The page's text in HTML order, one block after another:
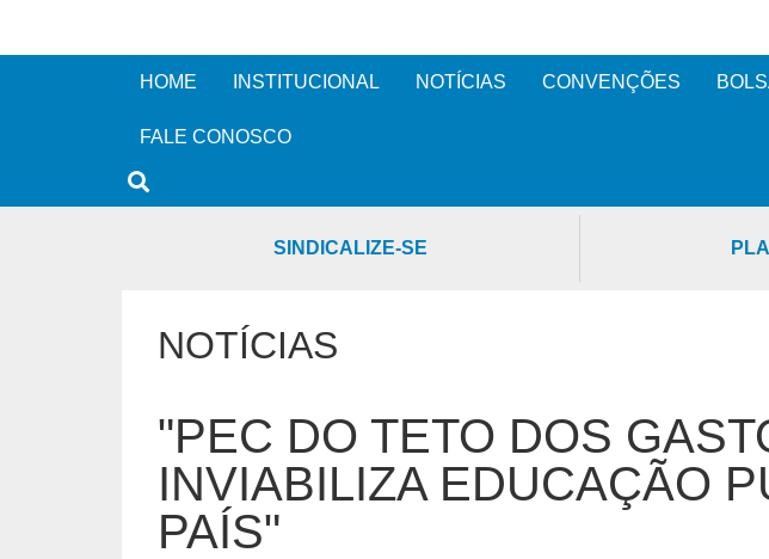
HOME INSTITUCIONAL NOTÍCIAS CONVENÇÕES
FALE CONOSCO
SINDICALIZE-SE
NOTÍCIAS
"PEC DO TETO DOS
INVIABILIZA EDUCAÇÃO
PAÍS"